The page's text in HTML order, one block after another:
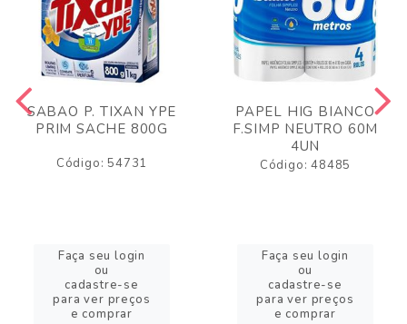
SABAO P. TIXAN YPE
PRIM SACHE 800G
Código: 54731
Faça seu login
ou
cadastre-se
para ver preços
e comprar
PAPEL HIG BIANCO
F.SIMP NEUTRO 60M
4UN
Código: 48485
Faça seu login
ou
cadastre-se
para ver preços
e comprar